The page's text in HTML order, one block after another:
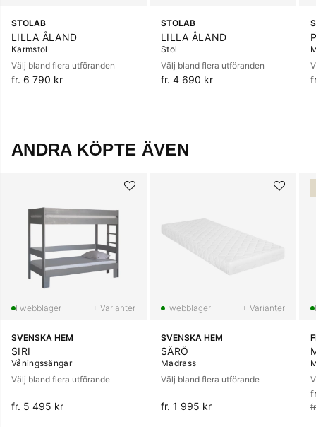
STOLAB
LILLA ÅLAND
Karmstol
Välj bland flera utföranden
fr. 6 790 kr
STOLAB
LILLA ÅLAND
Stol
Välj bland flera utföranden
fr. 4 690 kr
ANDRA KÖPTE ÄVEN
+ Varianter
SVENSKA HEM
SIRI
Våningssängar
Välj bland flera utförande
fr. 5 495 kr
+ Varianter
SVENSKA HEM
SÄRÖ
Madrass
Välj bland flera utförande
fr. 1 995 kr